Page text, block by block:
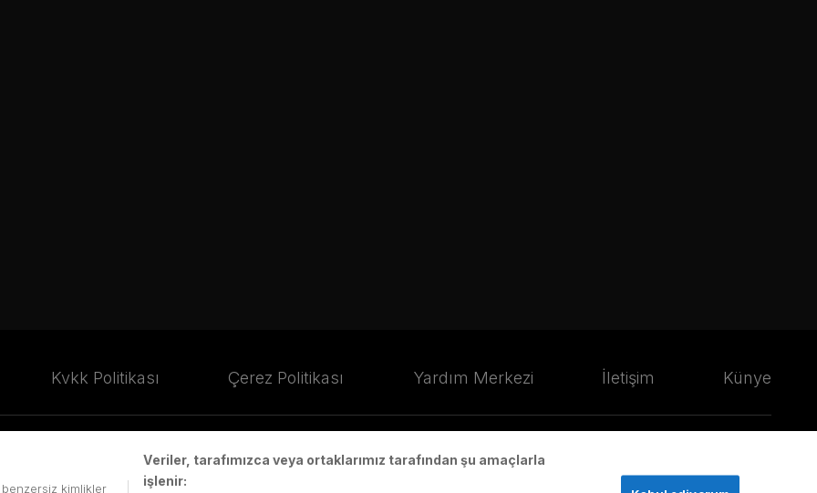
Kvkk Politikası Çerez Politikası Yardım Merkezi İletişim Künye
saklıdır.
kimlikler
Veriler, tarafımızca veya ortaklarımız tarafından şu amaçlarla
işlenir: